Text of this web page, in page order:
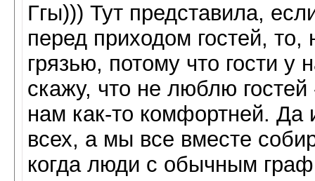
Ггы))) Тут представила,
перед приходом гостей,
грязью, потому что гости
скажу, что не люблю
нам как-то комфортней. Да
всех, а мы все вместе
когда люди с обычным